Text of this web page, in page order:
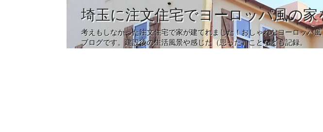
埼玉に注文住宅でヨーロッパ風の
考えもしなかった注文住宅で家が建てれました！おしゃれなヨーロッパ
ブログです。建設後の生活風景や感じた（思った）ことなども記録。